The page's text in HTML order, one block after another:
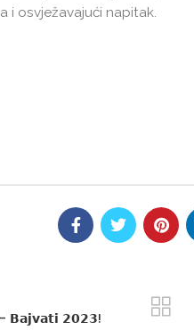
i osvježavajući napitak.
𝟮𝟬𝟮𝟯!